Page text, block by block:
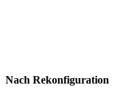
Nach Rekonfiguration